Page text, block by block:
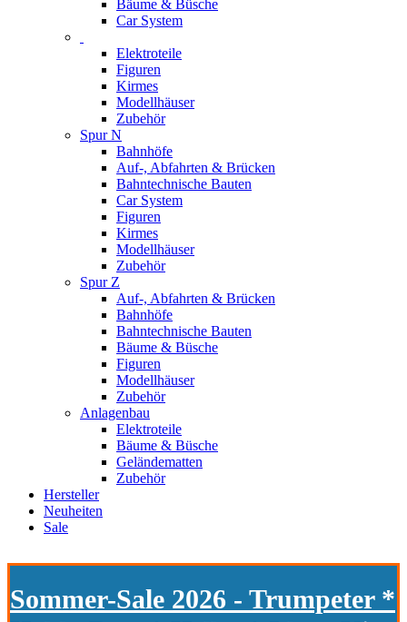
Bäume & Büsche
Car System
Elektroteile
Figuren
Kirmes
Modellhäuser
Zubehör
Spur N
Bahnhöfe
Auf-, Abfahrten & Brücken
Bahntechnische Bauten
Car System
Figuren
Kirmes
Modellhäuser
Zubehör
Spur Z
Auf-, Abfahrten & Brücken
Bahnhöfe
Bahntechnische Bauten
Bäume & Büsche
Figuren
Modellhäuser
Zubehör
Anlagenbau
Elektroteile
Bäume & Büsche
Geländematten
Zubehör
Hersteller
Neuheiten
Sale
Sommer-Sale 2026 - Trumpeter *